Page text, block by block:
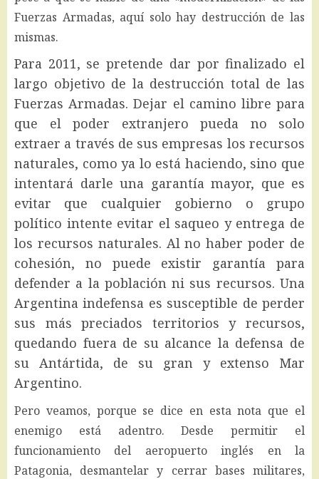
Fuerzas Armadas, aquí solo hay destrucción de las
mismas.
Para 2011, se pretende dar por finalizado el
largo objetivo de la destrucción total de las
Fuerzas Armadas. Dejar el camino libre para
que el poder extranjero pueda no solo
extraer a través de sus empresas los recursos
naturales, como ya lo está haciendo, sino que
intentará darle una garantía mayor, que es
evitar que cualquier gobierno o grupo
político intente evitar el saqueo y entrega de
los recursos naturales. Al no haber poder de
cohesión, no puede existir garantía para
defender a la población ni sus recursos. Una
Argentina indefensa es susceptible de perder
sus más preciados territorios y recursos,
quedando fuera de su alcance la defensa de
su Antártida, de su gran y extenso Mar
Argentino.
Pero veamos, porque se dice en esta nota que el
enemigo está adentro. Desde permitir el
funcionamiento del aeropuerto inglés en la
Patagonia, desmantelar y cerrar bases militares,